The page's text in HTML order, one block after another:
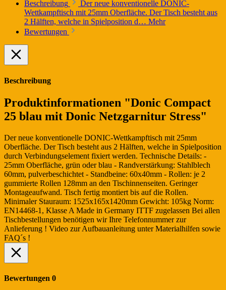
Beschreibung
Der neue konventionelle DONIC-
Wettkampftisch mit 25mm Oberfläche. Der Tisch besteht aus
2 Hälften, welche in Spielposition d… Mehr
Bewertungen
Beschreibung
Produktinformationen "Donic Compact
25 blau mit Donic Netzgarnitur Stress"
Der neue konventionelle DONIC-Wettkampftisch mit 25mm
Oberfläche. Der Tisch besteht aus 2 Hälften, welche in Spielposition
durch Verbindungselement fixiert werden. Technische Details: -
25mm Oberfläche, grün oder blau - Randverstärkung: Stahlblech
60mm, pulverbeschichtet - Standbeine: 60x40mm - Rollen: je 2
gummierte Rollen 128mm an den Tischinnenseiten. Geringer
Montageaufwand. Tisch fertig montiert bis auf die Rollen.
Minimaler Stauraum: 1525x165x1420mm Gewicht: 105kg Norm:
EN14468-1, Klasse A Made in Germany ITTF zugelassen Bei allen
Tischbestellungen benötigen wir Ihre Telefonnummer zur
Anlieferung ! Video zur Aufbauanleitung unter Materialhilfen sowie
FAQ´s !
Bewertungen 0